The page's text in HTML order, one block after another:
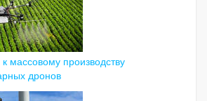
массовому производству
дронов